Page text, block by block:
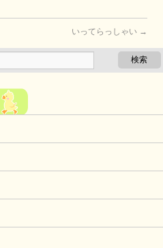
いってらっしゃい →